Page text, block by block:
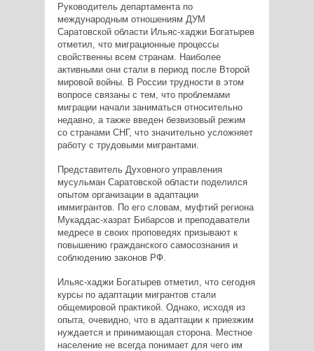
Руководитель департамента по
международным отношениям ДУМ
Саратовской области Ильяс-хаджи Богатырев
отметил, что миграционные процессы
свойственны всем странам. Наиболее
активными они стали в период после Второй
мировой войны. В России трудности в этом
вопросе связаны с тем, что проблемами
миграции начали заниматься относительно
недавно, а также введен безвизовый режим
со странами СНГ, что значительно усложняет
работу с трудовыми мигрантами.
Представитель Духовного управления
мусульман Саратовской области поделился
опытом организации в адаптации
иммигрантов. По его словам, муфтий региона
Мукаддас-хазрат Бибарсов и преподаватели
медресе в своих проповедях призывают к
повышению гражданского самосознания и
соблюдению законов РФ.
Ильяс-хаджи Богатырев отметил, что сегодня
курсы по адаптации мигрантов стали
общемировой практикой. Однако, исходя из
опыта, очевидно, что в адаптации к приезжим
нуждается и принимающая сторона. Местное
население не всегда понимает для чего им